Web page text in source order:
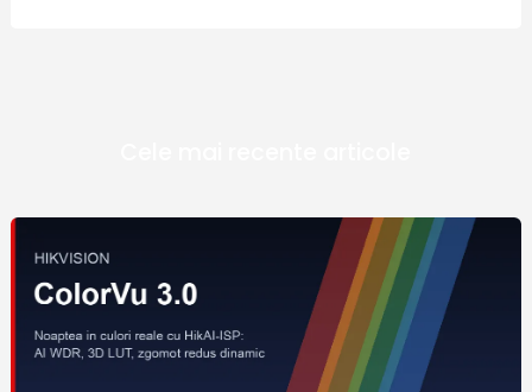
producatori renumiti in industria
internationala a sistemelor de securitate, iar
preturile diferitelor modele de echipamente
si camere video supraveghere din portofoliul
firmei Polites Online Srl sunt adaptate la
puterea de cumparare a fiecarui client.